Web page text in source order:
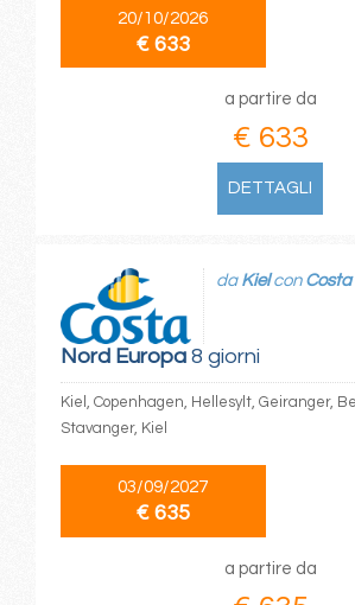
20/10/2026
€ 633
a partire da
€ 633
DETTAGLI
Nord Europa8 giorni
da Kielcon
Kiel, Copenhagen, Hellesylt, Geiranger,
Stavanger, Kiel
03/09/2027
€ 635
a partire da